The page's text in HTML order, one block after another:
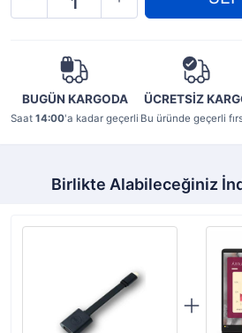
BUGÜN KARGODA
Saat 14:00'a kadar geçerli
ÜCRETSİZ
Bu üründe geçerli
Birlikte Alabileceğiniz